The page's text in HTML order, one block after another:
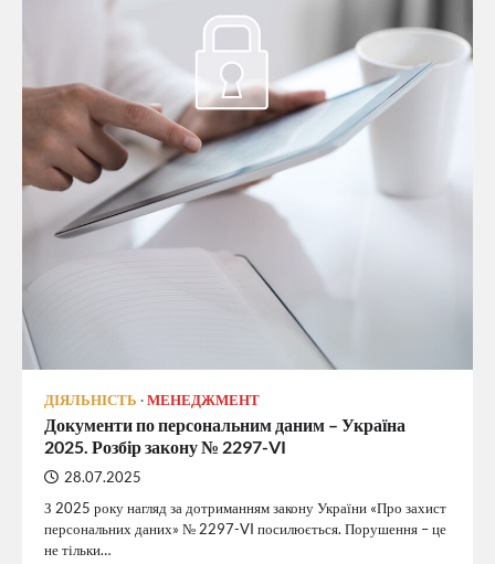
ДІЯЛЬНІСТЬ МЕНЕДЖМЕНТ
Документи по персональним даним – Україна
2025. Розбір закону № 2297-VI
28.07.2025
З 2025 року нагляд за дотриманням закону України «Про захист
персональних даних» № 2297-VI посилюється. Порушення – це
не тільки…